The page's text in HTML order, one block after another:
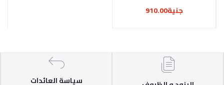
جنية910.00
سياسة العائدات